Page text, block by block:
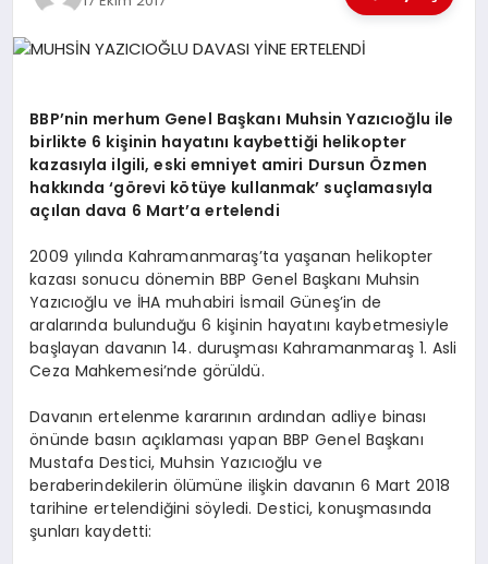
BBP’nin merhum Genel Başkanı Muhsin Yazıcıoğlu ile
birlikte 6 kişinin hayatını kaybettiği helikopter
kazasıyla ilgili, eski emniyet amiri Dursun Özmen
hakkında ‘görevi kötüye kullanmak’ suçlamasıyla
açılan dava 6 Mart’a ertelendi
2009 yılında Kahramanmaraş’ta yaşanan helikopter
kazası sonucu dönemin BBP Genel Başkanı Muhsin
Yazıcıoğlu ve İHA muhabiri İsmail Güneş’in de
aralarında bulunduğu 6 kişinin hayatını kaybetmesiyle
başlayan davanın 14. duruşması Kahramanmaraş 1. Asli
Ceza Mahkemesi’nde görüldü.
Davanın ertelenme kararının ardından adliye binası
önünde basın açıklaması yapan BBP Genel Başkanı
Mustafa Destici, Muhsin Yazıcıoğlu ve
beraberindekilerin ölümüne ilişkin davanın 6 Mart 2018
tarihine ertelendiğini söyledi. Destici, konuşmasında
şunları kaydetti: